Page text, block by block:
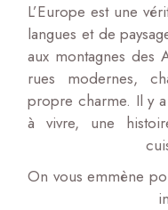
L’Europe est une
langues et de
aux montagnes des
rues modernes,
propre charme. Il y
à vivre, une
On vous emmène